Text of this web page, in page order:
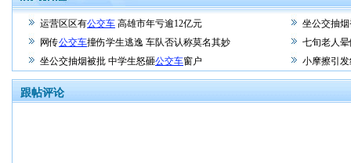
运营区区有公交车 高雄市年亏逾12亿元
坐公交抽
网传公交车撞伤学生逃逸 车队否认称莫名其妙
七旬老人
坐公交抽烟被批 中学生怒砸公交车窗户 小摩擦引
跟帖评论